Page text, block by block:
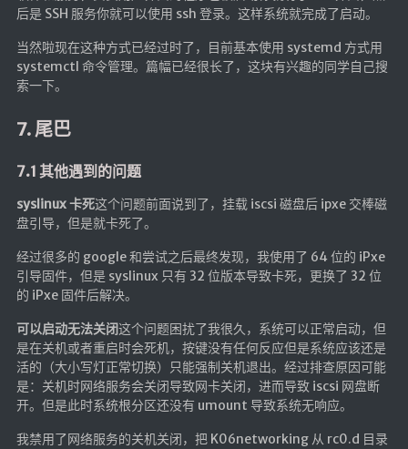
后是 SSH 服务你就可以使用 ssh 登录。这样系统就完成了启动。
当然啦现在这种方式已经过时了，目前基本使用 systemd 方式用
systemctl 命令管理。篇幅已经很长了，这块有兴趣的同学自己搜
索一下。
7. 尾巴
7.1 其他遇到的问题
syslinux 卡死这个问题前面说到了，挂载 iscsi 磁盘后 ipxe 交棒磁
盘引导，但是就卡死了。
经过很多的 google 和尝试之后最终发现，我使用了 64 位的 iPxe
引导固件，但是 syslinux 只有 32 位版本导致卡死，更换了 32 位
的 iPxe 固件后解决。
可以启动无法关闭这个问题困扰了我很久，系统可以正常启动，但
是在关机或者重启时会死机，按键没有任何反应但是系统应该还是
活的（大小写灯正常切换）只能强制关机退出。经过排查原因可能
是：关机时网络服务会关闭导致网卡关闭，进而导致 iscsi 网盘断
开。但是此时系统根分区还没有 umount 导致系统无响应。
我禁用了网络服务的关机关闭，把 K06networking 从 rc0.d 目录